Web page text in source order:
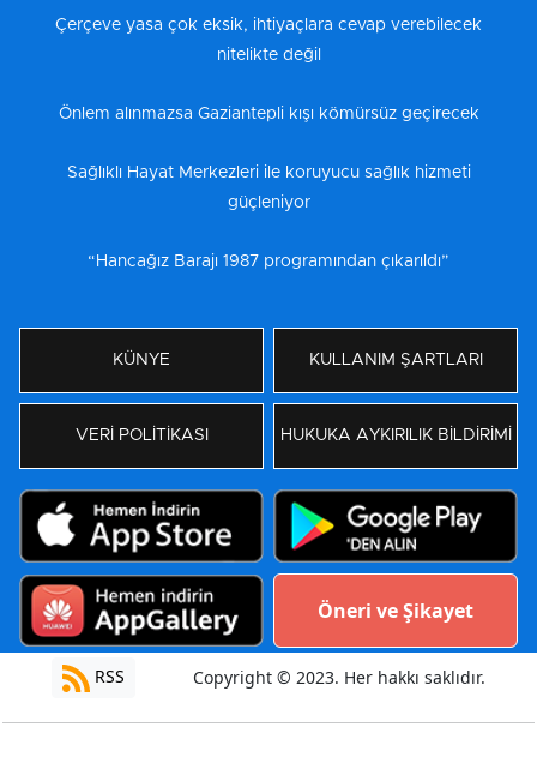
Çerçeve yasa çok eksik, ihtiyaçlara cevap verebilecek
nitelikte değil
Önlem alınmazsa Gaziantepli kışı kömürsüz geçirecek
Sağlıklı Hayat Merkezleri ile koruyucu sağlık hizmeti
güçleniyor
“Hancağız Barajı 1987 programından çıkarıldı”
KÜNYE KULLANIM ŞARTLARI
VERİ POLİTİKASI HUKUKA AYKIRILIK BİLDİRİMİ
Öneri ve Şikayet
RSS Copyright © 2023. Her hakkı saklıdır.